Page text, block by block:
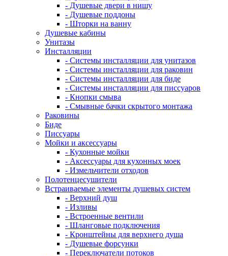
- Душевые двери в нишу
- Душевые поддоны
- Шторки на ванну
Душевые кабины
Унитазы
Инсталляции
- Системы инсталляции для унитазов
- Системы инсталляции для раковин
- Системы инсталляции для биде
- Системы инсталляции для писсуаров
- Кнопки смыва
- Смывные бачки скрытого монтажа
Раковины
Биде
Писсуары
Мойки и аксессуары
- Кухонные мойки
- Аксессуары для кухонных моек
- Измельчители отходов
Полотенцесушители
Встраиваемые элементы душевых систем
- Верхний душ
- Изливы
- Встроенные вентили
- Шланговые подключения
- Кронштейны для верхнего душа
- Душевые форсунки
- Переключатели потоков